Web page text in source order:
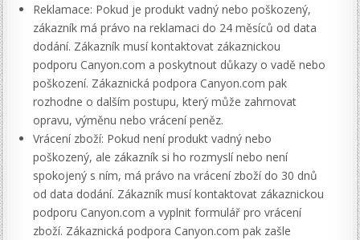
Reklamace: Pokud je produkt vadný nebo poškozený,
zákazník má právo na reklamaci do 24 měsíců od data
dodání. Zákazník musí kontaktovat zákaznickou
podporu Canyon.com a poskytnout důkazy o vadě nebo
poškození. Zákaznická podpora Canyon.com pak
rozhodne o dalším postupu, který může zahrnovat
opravu, výměnu nebo vrácení peněz.
Vrácení zboží: Pokud není produkt vadný nebo
poškozený, ale zákazník si ho rozmyslí nebo není
spokojený s ním, má právo na vrácení zboží do 30 dnů
od data dodání. Zákazník musí kontaktovat zákaznickou
podporu Canyon.com a vyplnit formulář pro vrácení
zboží. Zákaznická podpora Canyon.com pak zašle